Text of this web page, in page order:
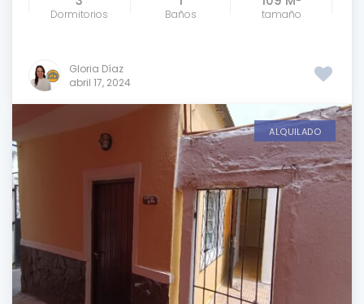
Dormitorios Baños tamaño
Gloria Díaz
abril 17, 2024
ALQUILADO